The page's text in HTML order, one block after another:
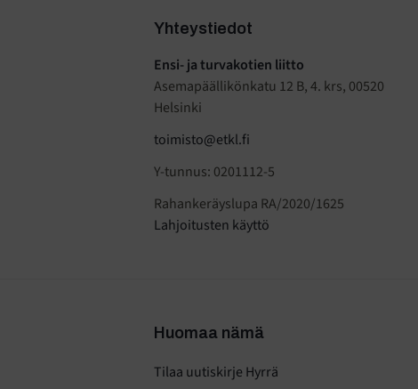
Yhteystiedot
Ensi- ja turvakotien liitto
Asemapäällikönkatu 12 B, 4. krs, 00520
Helsinki
toimisto@etkl.fi
Y-tunnus: 0201112-5
Rahankeräyslupa RA/2020/1625
Lahjoitusten käyttö
Huomaa nämä
Tilaa uutiskirje Hyrrä